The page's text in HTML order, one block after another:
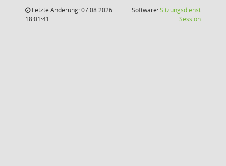
Letzte Änderung: 07.08.2026
18:01:41
Software:Sitzungsdienst
Session(Wird in